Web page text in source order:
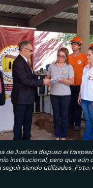
de Justicia dispuso el
institucional, pero que aún
seguir siendo utilizados. Foto: